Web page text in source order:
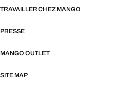
TRAVAILLER CHEZ MANGO
PRESSE
MANGO OUTLET
SITE MAP